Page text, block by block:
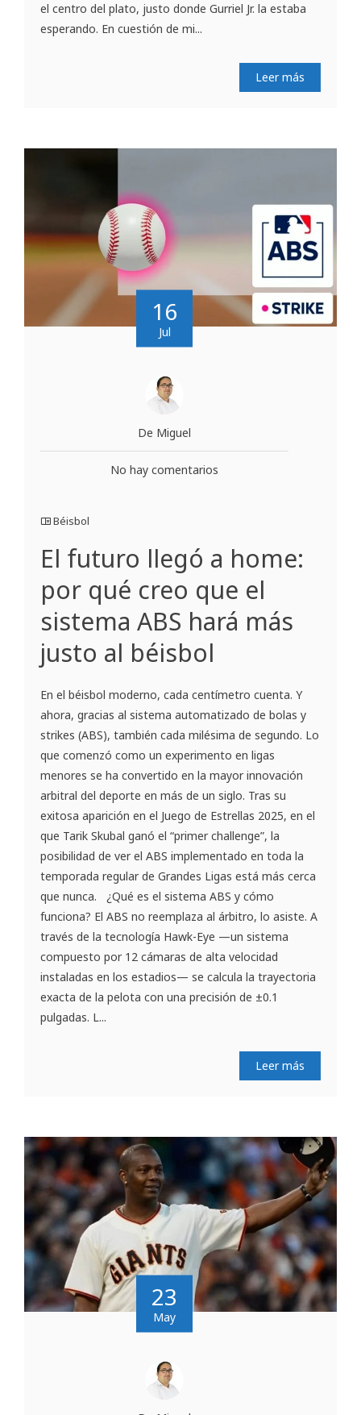
el centro del plato, justo donde Gurriel Jr. la estaba
esperando. En cuestión de mi...
Leer más
16
Jul
De Miguel
No hay comentarios
Béisbol
El futuro llegó a home:
por qué creo que el
sistema ABS hará más
justo al béisbol
En el béisbol moderno, cada centímetro cuenta. Y
ahora, gracias al sistema automatizado de bolas y
strikes (ABS), también cada milésima de segundo. Lo
que comenzó como un experimento en ligas
menores se ha convertido en la mayor innovación
arbitral del deporte en más de un siglo. Tras su
exitosa aparición en el Juego de Estrellas 2025, en el
que Tarik Skubal ganó el “primer challenge”, la
posibilidad de ver el ABS implementado en toda la
temporada regular de Grandes Ligas está más cerca
que nunca. ¿Qué es el sistema ABS y cómo
funciona? El ABS no reemplaza al árbitro, lo asiste. A
través de la tecnología Hawk-Eye —un sistema
compuesto por 12 cámaras de alta velocidad
instaladas en los estadios— se calcula la trayectoria
exacta de la pelota con una precisión de ±0.1
pulgadas. L...
Leer más
23
May